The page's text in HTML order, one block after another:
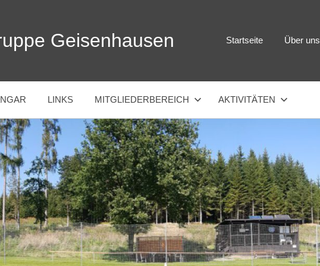
Geisenhausen Startseite Über uns
LINKS MITGLIEDERBEREICH AKTIVITÄTEN